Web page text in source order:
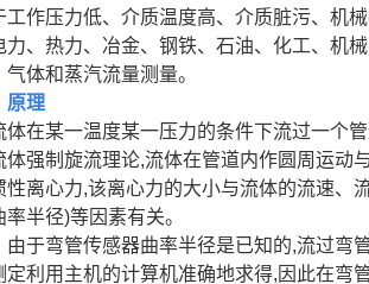
工作压力低、介质温度高、介质脏污、机
力、热力、冶金、钢铁、石油、化工、机
气体和蒸汽流量测量。
原理
体在某一温度某一压力的条件下流过一个
体强制旋流理论,流体在管道内作圆周运动
性离心力,该离心力的大小与流体的流速、
率半径)等因素有关。
由于弯管传感器曲率半径是已知的,流过弯
定利用主机的计算机准确地求得, 因此在弯